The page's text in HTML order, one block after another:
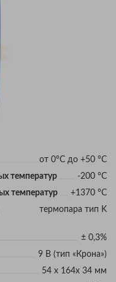
от 0°C до +50 °C
температур
-200 °C
температур
+1370 °C
термопара тип K
± 0,3%
9 В (тип «Крона»)
54 х 164х 34 мм